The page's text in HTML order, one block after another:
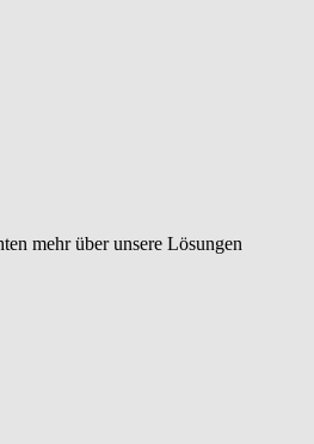
mehr über unsere Lösungen